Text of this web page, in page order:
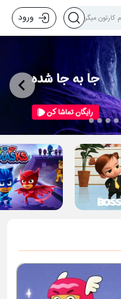
ورود